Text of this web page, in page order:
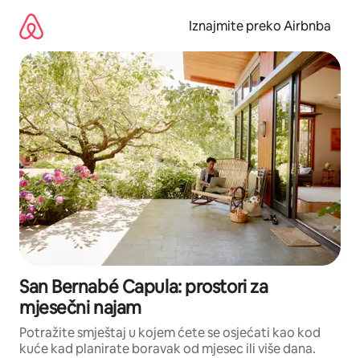
sadržaj
Iznajmite preko Airbnba
San Bernabé Capula: prostori za
mjesečni najam
Potražite smještaj u kojem ćete se osjećati kao kod
kuće kad planirate boravak od mjesec ili više dana.